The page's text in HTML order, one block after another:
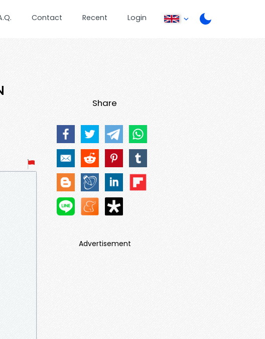
Contact Recent Login
Share
Advertisement